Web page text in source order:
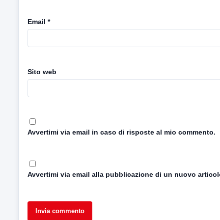
Email *
Sito web
Avvertimi via email in caso di risposte al mio commento.
Avvertimi via email alla pubblicazione di un nuovo